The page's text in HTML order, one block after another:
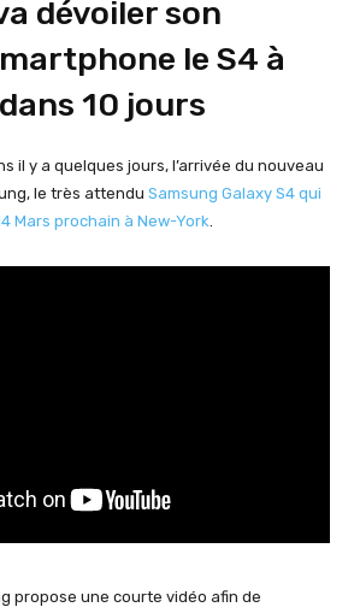
dévoiler son
le S4 à
10 jours
il y a quelques jours, l’arrivée du nouveau
le très attendu Samsung Galaxy S4 qui
Mars prochain à New-York.
propose une courte vidéo afin de